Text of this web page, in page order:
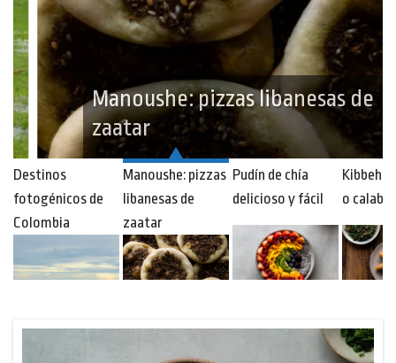
Manoushe: pizzas libanesas de
zaatar
Destinos
fotogénicos de
Colombia
Manoushe: pizzas
libanesas de
zaatar
Pudín de chía
delicioso y fácil
Kibbeh
o